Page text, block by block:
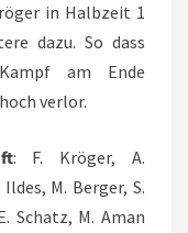
in Halbzeit 1
dazu. So dass
am Ende
verlor.
: F. Kröger, A.
M. Berger, S.
Schatz, M. Aman